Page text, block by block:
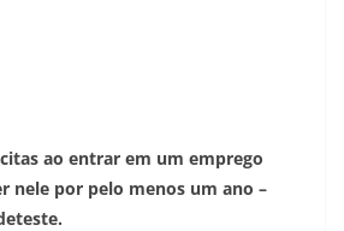
ao entrar em um emprego
nele por pelo menos um ano –